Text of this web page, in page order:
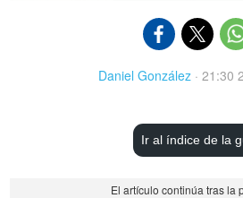
Daniel González · 21:30
Ir al índice de la